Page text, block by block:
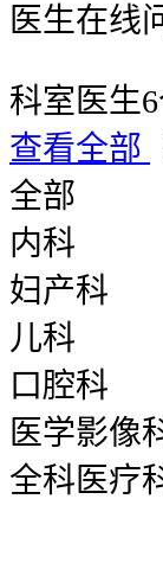
医生在线
科室医生
查看全部
全部
内科
妇产科
儿科
口腔科
医学影像
全科医疗